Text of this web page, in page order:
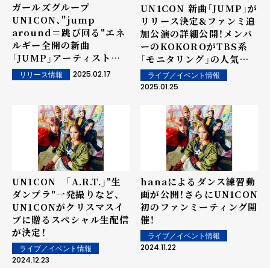
ガールズグループ
UN1CON、"jump
around＝跳び回る"エネ
ルギー全開の新曲
「JUMP」アーティスト写
真＆ジャケット公開！
リリース情報 2025.02.17
UN1CON 新曲「JUMP」が
リリース決定&ファンミ追
加公演の詳細公開！メンバ
ーのKOKOROがTBS系
「モニタリング」の人気企
画「透明カラオケ」に初登
場！
ライブ／イベント情報
2025.01.25
UN1CON 「A.R.T.」"生
ダンプラ"一発撮りなど、
UN1CONがクリスマスイ
ブに贈るスペシャル生配信
が決定！
ライブ／イベント情報
2024.12.23
hanaによるダンス練習動
画が公開！さらにUN1CON
初のファンミーティング開
催！
ライブ／イベント情報
2024.11.22